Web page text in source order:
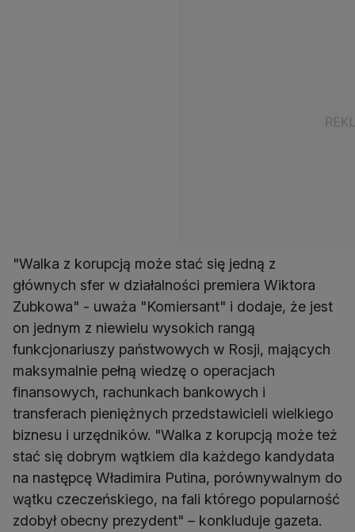
"Walka z korupcją może stać się jedną z
głównych sfer w działalności premiera Wiktora
Zubkowa" - uważa "Komiersant" i dodaje, że jest
on jednym z niewielu wysokich rangą
funkcjonariuszy państwowych w Rosji, mających
maksymalnie pełną wiedzę o operacjach
finansowych, rachunkach bankowych i
transferach pieniężnych przedstawicieli wielkiego
biznesu i urzędników. "Walka z korupcją może też
stać się dobrym wątkiem dla każdego kandydata
na następcę Władimira Putina, porównywalnym do
wątku czeczeńskiego, na fali którego popularność
zdobył obecny prezydent" – konkluduje gazeta.